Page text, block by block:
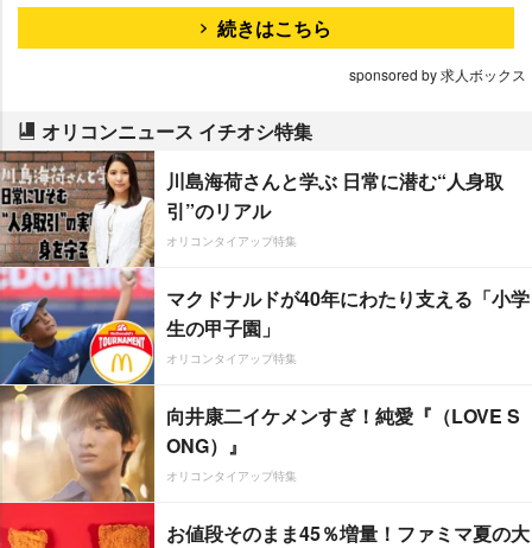
続きはこちら
sponsored by 求人ボックス
オリコンニュース イチオシ特集
川島海荷さんと学ぶ 日常に潜む“人身取
引”のリアル
オリコンタイアップ特集
マクドナルドが40年にわたり支える「小学
生の甲子園」
オリコンタイアップ特集
向井康二イケメンすぎ！純愛『（LOVE S
ONG）』
オリコンタイアップ特集
お値段そのまま45％増量！ファミマ夏の大